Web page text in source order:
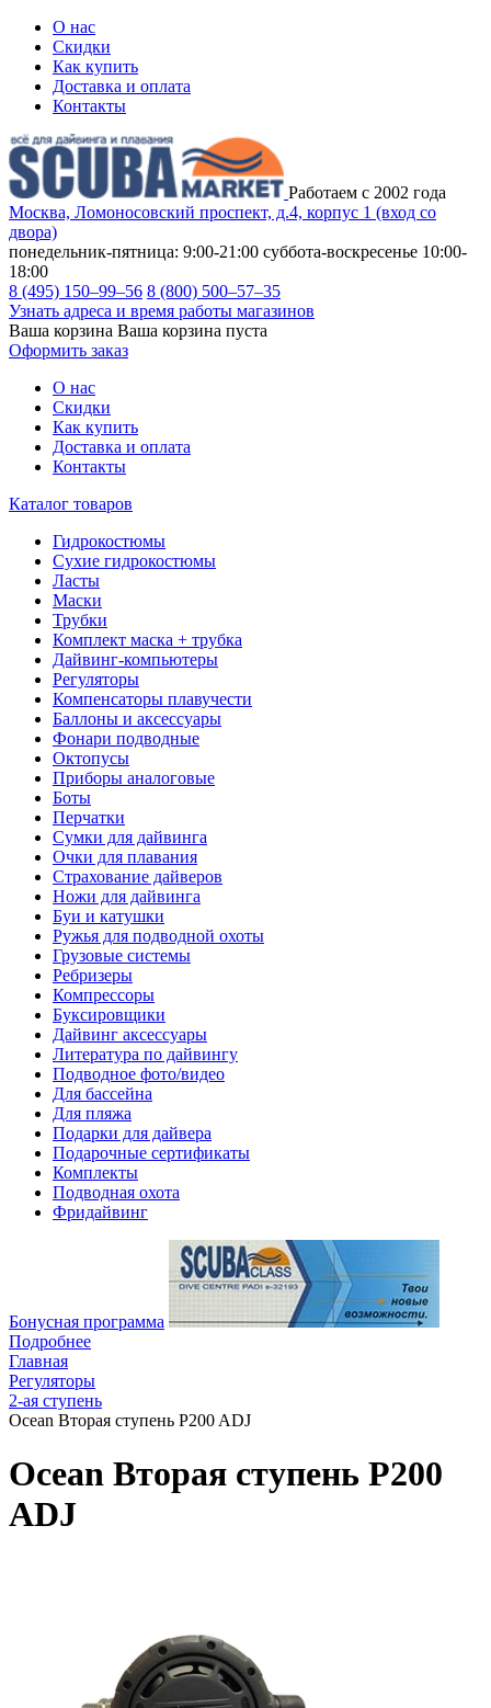
О нас
Скидки
Как купить
Доставка и оплата
Контакты
Работаем с 2002 года
Москва, Ломоносовский проспект, д.4, корпус 1 (вход со
двора)
понедельник-пятница: 9:00-21:00 суббота-воскресенье 10:00-
18:00
8 (495) 150–99–56 8 (800) 500–57–35
Узнать адреса и время работы магазинов
Ваша корзина Ваша корзина пуста
Оформить заказ
О нас
Скидки
Как купить
Доставка и оплата
Контакты
Каталог товаров
Гидрокостюмы
Сухие гидрокостюмы
Ласты
Маски
Трубки
Комплект маска + трубка
Дайвинг-компьютеры
Регуляторы
Компенсаторы плавучести
Баллоны и аксессуары
Фонари подводные
Октопусы
Приборы аналоговые
Боты
Перчатки
Сумки для дайвинга
Очки для плавания
Страхование дайверов
Ножи для дайвинга
Буи и катушки
Ружья для подводной охоты
Грузовые системы
Ребризеры
Компрессоры
Буксировщики
Дайвинг аксессуары
Литература по дайвингу
Подводное фото/видео
Для бассейна
Для пляжа
Подарки для дайвера
Подарочные сертификаты
Комплекты
Подводная охота
Фридайвинг
Бонусная программа
Подробнее
Главная
Регуляторы
2-ая ступень
Ocean Вторая ступень P200 ADJ
Ocean Вторая ступень P200
ADJ